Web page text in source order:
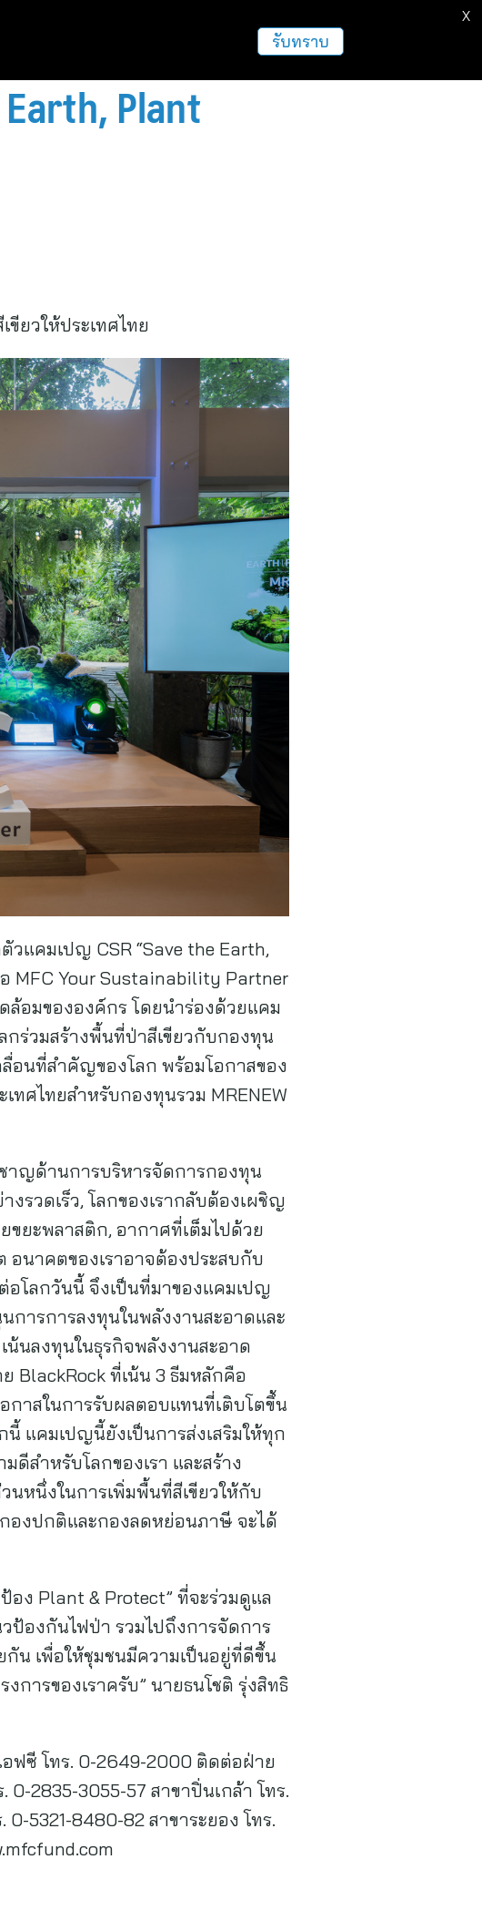
ฝากข่าวประชาสัมพันธ์
Earth, Plant
ยวให้ประเทศไทย
แคมเปญ CSR “Save the Earth,
MFC Your Sustainability Partner
อมขององค์กร โดยนำร่องด้วยแคม
กร่วมสร้างพื้นที่ป่าสีเขียวกับกองทุน
อนที่สำคัญของโลก พร้อมโอกาสของ
ทศไทยสำหรับกองทุนรวม MRENEW
าญด้านการบริหารจัดการกองทุน
รวดเร็ว, โลกของเรากลับต้องเผชิญ
ยะพลาสติก, อากาศที่เต็มไปด้วย
นาคตของเราอาจต้องประสบกับ
อโลกวันนี้ จึงเป็นที่มาของแคมเปญ
การการลงทุนในพลังงานสะอาดและ
น้นลงทุนในธุรกิจพลังงานสะอาด
BlackRock ที่เน้น 3 ธีมหลักคือ
กาสในการรับผลตอบแทนที่เติบโตขึ้น
แคมเปญนี้ยังเป็นการส่งเสริมให้ทุก
สำหรับโลกของเรา และสร้าง
หนึ่งในการเพิ่มพื้นที่สีเขียวให้กับ
องปกติและกองลดหย่อนภาษี จะได้
อง Plant & Protect” ที่จะร่วมดูแล
ป้องกันไฟป่า รวมไปถึงการจัดการ
น เพื่อให้ชุมชนมีความเป็นอยู่ที่ดีขึ้น
การของเราครับ” นายธนโชติ รุ่งสิทธิ
ฟซี โทร. 0-2649-2000 ติดต่อฝ่าย
2835-3055-57 สาขาปิ่นเกล้า โทร.
0-5321-8480-82 สาขาระยอง โทร.
รับทราบ
X